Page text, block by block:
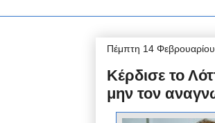
Πέμπτη 14
Κέρδισε το
μην τον